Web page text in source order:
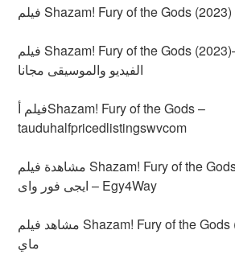
فيلم Shazam! Fury of the Gods (2023)– أفضل أشرطة
الفيديو والموسيقى مجانا
فيلم أShazam! Fury of the Gods –
tauduhalfpricedlistingswvcom
مشاهدة فيلم Shazam! Fury of the Gods (2023) مترجم –
ايجى فور واى – Egy4Way
مشاهد فيلم Shazam! Fury of the Gods (2023) مترجم »
ماي